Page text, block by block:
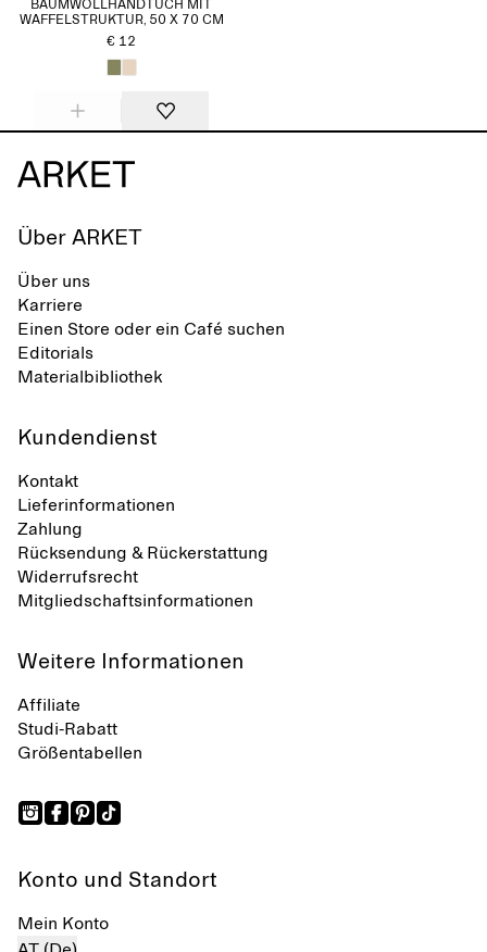
BAUMWOLLHANDTUCH MIT
WAFFELSTRUKTUR, 50 X 70 CM
€ 12
Über ARKET
Über uns
Karriere
Einen Store oder ein Café suchen
Editorials
Materialbibliothek
Kundendienst
Kontakt
Lieferinformationen
Zahlung
Rücksendung & Rückerstattung
Widerrufsrecht
Mitgliedschaftsinformationen
Weitere Informationen
Affiliate
Studi-Rabatt
Größentabellen
Konto und Standort
Mein Konto